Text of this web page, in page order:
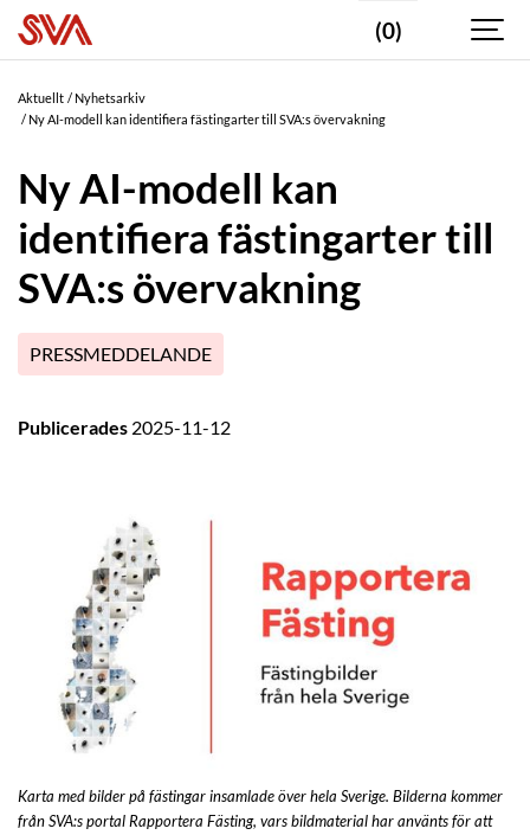
(0)
Aktuellt
Nyhetsarkiv
Ny AI-modell kan identifiera fästingarter till SVA:s övervakning
Ny AI-modell kan
identifiera fästingarter till
SVA:s övervakning
PRESSMEDDELANDE
Publicerades 2025-11-12
Karta med bilder på fästingar insamlade över hela Sverige. Bilderna kommer
från SVA:s portal Rapportera Fästing, vars bildmaterial har använts för att